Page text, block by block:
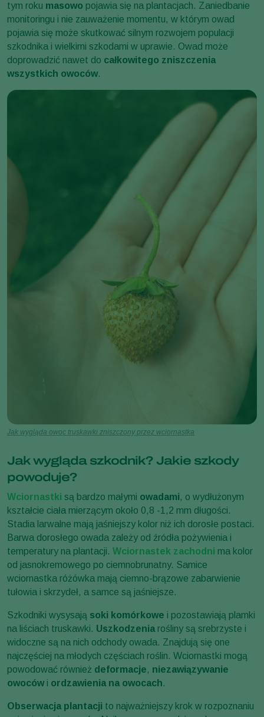
tym roku masowo pojawia się na plantacjach. Zaniedbanie
monitoringu i nie zauważenie momentu, w którym owad
pojawia się może skutkować silnym rozwojem populacji
szkodnika i wielkimi szkodami w uprawie. Owad może
doprowadzić nawet do całkowitego zniszczenia
wszystkich owoców.
Jak wygląda owoc truskawki zniszczony przez wciornastka
Jak wygląda szkodnik? Jakie szkody
powoduje?
Wciornastki są bardzo małymi owadami, o wydłużonym
kształcie ciała mierzącym około 0,8 -1,2 mm długości.
Stadia larwalne mają jaśniejszy kolor niż ich dorosłe postaci.
Barwa dorosłego owada zależy od źródła pożywienia i
temperatury na plantacji. Wciornastek zachodni ma kolor
od jasnokremowego po ciemnobrunatny. Samice
wciornastka różówka mają ciemno-brązowe zabarwienie
tułowia i skrzydeł, a samce są jaśniejsze.
Szkodniki wysysają soki komórkowe i pozostawiają plamki
na liściach truskawki. Uszkodzenia rośliny są srebrzyste i
widoczne są na nich odchody owada. Znajdują się one
najczęściej na młodych częściach roślin. Wciornastki mogą
powodować również deformacje, niezawiązywanie
owocówi ordzawienia na owocach.
Obserwacja plantacji to najważniejszy krok w rozpoznaniu